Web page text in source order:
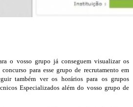
o vosso grupo já conseguem visualizar os
para esse grupo de recrutamento em
também ver os horários para os grupos
Especializados além do vosso grupo de